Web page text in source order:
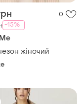
0
-15%
жіночий